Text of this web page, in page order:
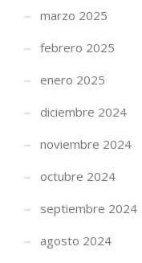
marzo 2025
febrero 2025
enero 2025
diciembre 2024
noviembre 2024
octubre 2024
septiembre 2024
agosto 2024